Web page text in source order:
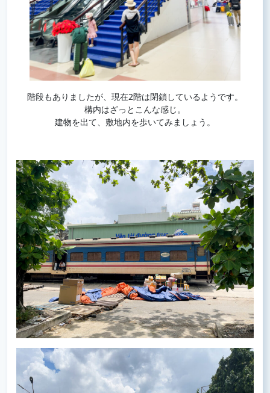
階段もありましたが、現在2階は閉鎖しているようです。
構内はざっとこんな感じ。
建物を出て、敷地内を歩いてみましょう。